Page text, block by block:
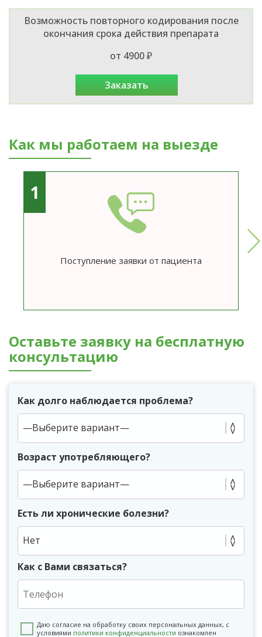
Возможность повторного кодирования после
окончания срока действия препарата
от 4900 ₽
заказать
Как мы работаем на выезде
1
Поступление заявки от пациента
Оставьте заявку на бесплатную
консультацию
Как долго наблюдается проблема?
Возраст употребляющего?
Есть ли хронические болезни?
Нет
Как с Вами связаться?
Даю согласие на обработку своих персональных данных, с
условиями политики конфиденциальности ознакомлен